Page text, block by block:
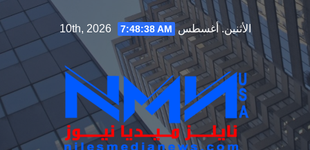
Skip
to
content
الأثنين. أغسطس 10th, 2026 7:48:39 AM